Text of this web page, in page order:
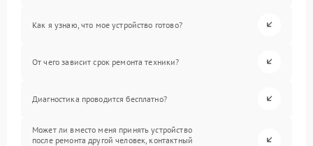
Как я узнаю, что мое устройство готово?
От чего зависит срок ремонта техники?
Диагностика проводится бесплатно?
Может ли вместо меня принять устройство
после ремонта другой человек, контактный